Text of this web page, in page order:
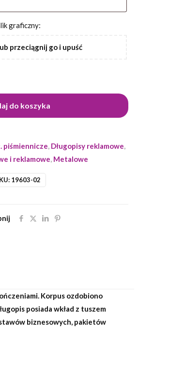
graficzny:
przeciągnij go i upuść
do koszyka
19603-02
piśmiennicze, Długopisy reklamowe,
i reklamowe, Metalowe
Korpus ozdobiono
posiada wkład z tuszem
biznesowych, pakietów